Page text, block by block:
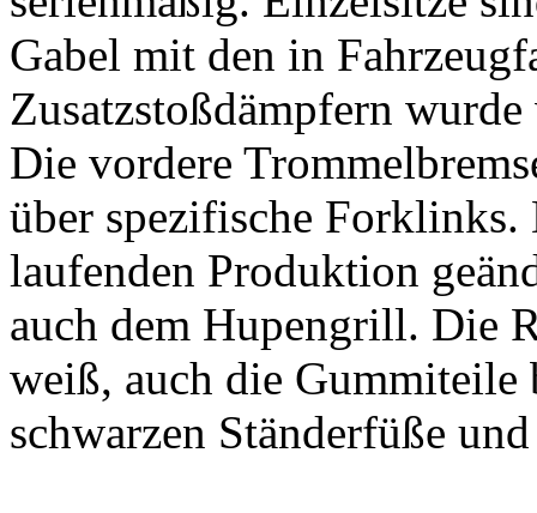
Gabel mit den in
Zusatzstoßdämpfern
Die vordere
über spezifische
laufenden Produktion
auch dem Hupengrill. Die
weiß, auch die Gummiteile
schwarzen Ständerfüße